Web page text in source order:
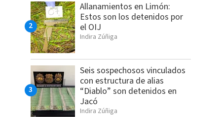
Allanamientos en Limón:
Estos son los detenidos por
el OIJ
Indira Zúñiga
Seis sospechosos vinculados
con estructura de alias
“Diablo” son detenidos en
Jacó
Indira Zúñiga